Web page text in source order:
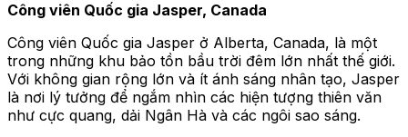
Công viên Quốc gia Jasper, Canada
Công viên Quốc gia Jasper ở Alberta, Canada, là một
trong những khu bảo tồn bầu trời đêm lớn nhất thế giới.
Với không gian rộng lớn và ít ánh sáng nhân tạo, Jasper
là nơi lý tưởng để ngắm nhìn các hiện tượng thiên văn
như cực quang, dải Ngân Hà và các ngôi sao sáng.